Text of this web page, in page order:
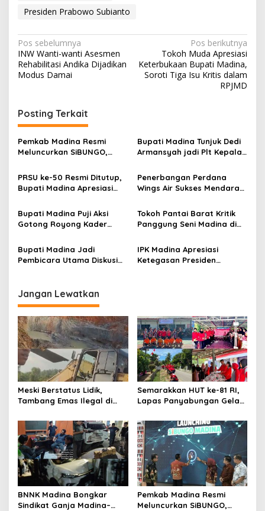
Presiden Prabowo Subianto
Navigasi
pos
Pos sebelumnya
INW Wanti-wanti Asesmen
Rehabilitasi Andika Dijadikan
Modus Damai
Pos berikutnya
Tokoh Muda Apresiasi
Keterbukaan Bupati Madina,
Soroti Tiga Isu Kritis dalam
RPJMD
Posting Terkait
Pemkab Madina Resmi
Meluncurkan SiBUNGO,
Berbasis Geospasial
Bupati Madina Tunjuk Dedi
Armansyah jadi Plt Kepala
Lubis
PRSU ke-50 Resmi Ditutup,
Bupati Madina Apresiasi
Terbatas Anggaran
Penerbangan Perdana
Wings Air Sukses Mendarat
Natal
Bupati Madina Puji Aksi
Gotong Royong Kader
Timur
Tokoh Pantai Barat Kritik
Panggung Seni Madina di
Diabaikan
Bupati Madina Jadi
Pembicara Utama Diskusi
IPK Madina Apresiasi
Ketegasan Presiden
Jangan Lewatkan
Meski Berstatus Lidik,
Tambang Emas Ilegal di
Bebas Beroperasi
Semarakkan HUT ke-81 RI,
Lapas Panyabungan Gelar
Aksi Sosial
BNNK Madina Bongkar
Sindikat Ganja Madina–
Pemkab Madina Resmi
Meluncurkan SiBUNGO,